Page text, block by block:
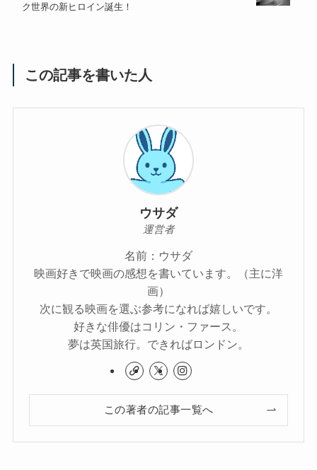
ク世界の新ヒロイン誕生！
この記事を書いた人
ウサダ
運営者
名前：ウサダ
映画好きで映画の感想を書いています。（主に洋
画）
次に観る映画を選ぶ参考になれば嬉しいです。
好きな俳優はコリン・ファース。
夢は英国旅行。できればロンドン。
この著者の記事一覧へ